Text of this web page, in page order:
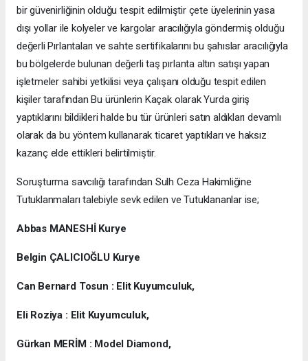
bir güvenirliğinin olduğu tespit edilmiştir çete üyelerinin yasa
dışı yollar ile kolyeler ve kargolar aracılığıyla göndermiş olduğu
değerli Pırlantaları ve sahte sertifikalarını bu şahıslar aracılığıyla
bu bölgelerde bulunan değerli taş pırlanta altın satışı yapan
işletmeler sahibi yetkilisi veya çalışanı olduğu tespit edilen
kişiler tarafından Bu ürünlerin Kaçak olarak Yurda giriş
yaptıklarını bildikleri halde bu tür ürünleri satın aldıkları devamlı
olarak da bu yöntem kullanarak ticaret yaptıkları ve haksız
kazanç elde ettikleri belirtilmiştir.
Soruşturma savcılığı tarafından Sulh Ceza Hakimliğine
Tutuklanmaları talebiyle sevk edilen ve Tutuklananlar ise;
Abbas MANESHİ Kurye
Belgin ÇALICIOĞLU Kurye
Can Bernard Tosun : Elit Kuyumculuk,
Eli Roziya : Elit Kuyumculuk,
Gürkan MERİM : Model Diamond,